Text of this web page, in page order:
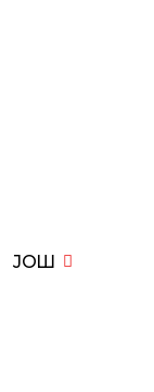
ЈОШ